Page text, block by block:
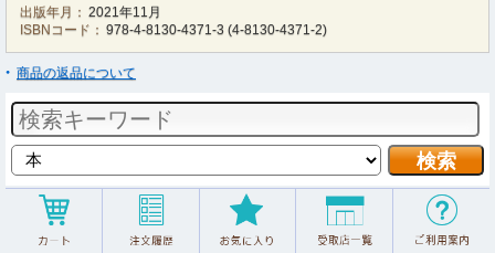
出版年月： 2021年11月
ISBNコード： 978-4-8130-4371-3 (4-8130-4371-2)
商品の返品について